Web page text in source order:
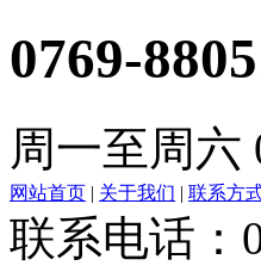
0769-
周一至周六
网站首页 | 关于我们 | 联系方
联系电话：